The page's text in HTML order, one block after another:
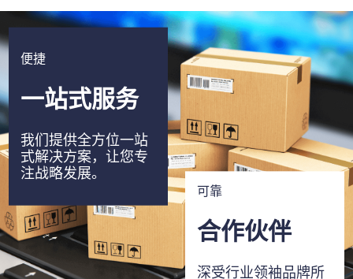
便捷
一站式服务
我们提供全方位一站
式解决方案，让您专
注战略发展。
可靠
合作伙伴
深受行业领袖品牌所